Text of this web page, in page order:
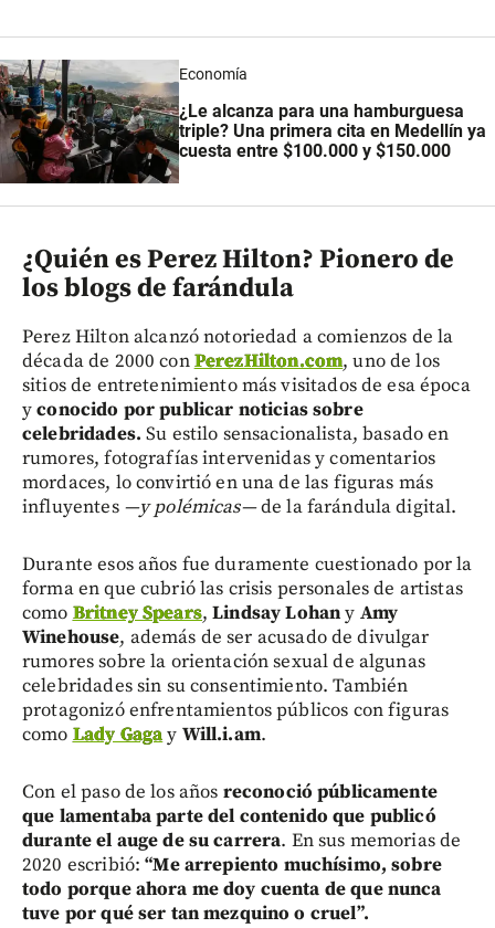
Economía
¿Le alcanza para una hamburguesa
triple? Una primera cita en Medellín ya
cuesta entre $100.000 y $150.000
¿Quién es Perez Hilton? Pionero de
los blogs de farándula
Perez Hilton alcanzó notoriedad a comienzos de la
década de 2000 conPerezHilton.com, uno de los
sitios de entretenimiento más visitados de esa época
yconocido por publicar noticias sobre
celebridades.Su estilo sensacionalista, basado en
rumores, fotografías intervenidas y comentarios
mordaces, lo convirtió en una de las figuras más
influyentes —y polémicas—de la farándula digital.
Durante esos años fue duramente cuestionado por la
forma en que cubrió las crisis personales de artistas
como Britney Spears,Lindsay Lohany Amy
Winehouse, además de ser acusado de divulgar
rumores sobre la orientación sexual de algunas
celebridades sin su consentimiento. También
protagonizó enfrentamientos públicos con figuras
como Lady Gagay Will.i.am.
Con el paso de los años reconoció públicamente
que lamentaba parte del contenido que publicó
durante el auge de su carrera. En sus memorias de
2020 escribió:“Me arrepiento muchísimo, sobre
todo porque ahora me doy cuenta de que nunca
tuve por qué ser tan mezquino o cruel”.